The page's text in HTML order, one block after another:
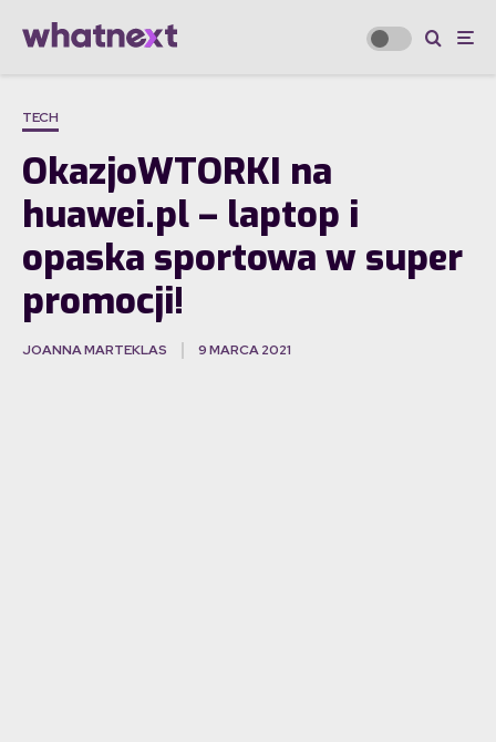
TECH
OkazjoWTORKI na
huawei.pl – laptop i
opaska sportowa w super
promocji!
JOANNA MARTEKLAS 9 MARCA 2021